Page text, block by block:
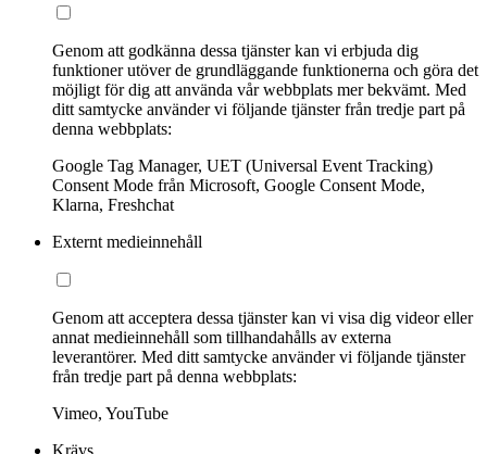
Genom att godkänna dessa tjänster kan vi erbjuda dig
funktioner utöver de grundläggande funktionerna och göra det
möjligt för dig att använda vår webbplats mer bekvämt. Med
ditt samtycke använder vi följande tjänster från tredje part på
denna webbplats:
Google Tag Manager, UET (Universal Event Tracking)
Consent Mode från Microsoft, Google Consent Mode,
Klarna, Freshchat
Externt medieinnehåll
Genom att acceptera dessa tjänster kan vi visa dig videor eller
annat medieinnehåll som tillhandahålls av externa
leverantörer. Med ditt samtycke använder vi följande tjänster
från tredje part på denna webbplats:
Vimeo, YouTube